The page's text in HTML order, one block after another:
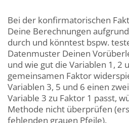
Bei der konfirmatorischen
Deine Berechnungen
durch und könntest bspw.
Datenmuster Deinen
und wie gut die Variablen 1, 2
gemeinsamen Faktor
Variablen 3, 5 und 6 einen
Variable 3 zu Faktor 1 passt,
Methode nicht überprüfen
fehlenden grauen Pfeile).